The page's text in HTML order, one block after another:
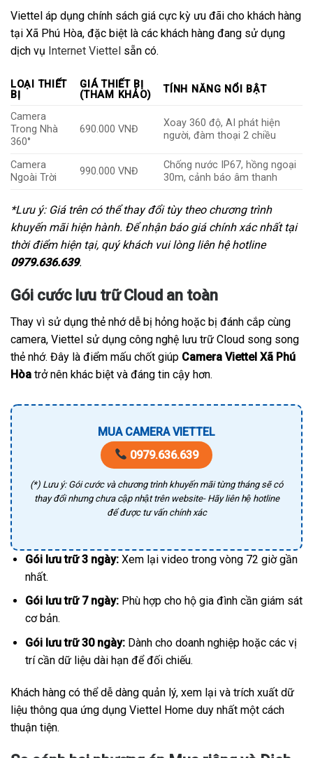
Viettel áp dụng chính sách giá cực kỳ ưu đãi cho khách hàng
tại Xã Phú Hòa, đặc biệt là các khách hàng đang sử dụng
dịch vụ Internet Viettel sẵn có.
LOẠI THIẾT
BỊ
GIÁ THIẾT BỊ
(THAM KHẢO)
TÍNH NĂNG NỔI BẬT
Camera
Trong Nhà
360°
690.000 VNĐ
Xoay 360 độ, AI phát hiện
người, đàm thoại 2 chiều
Camera
Ngoài Trời
990.000 VNĐ
Chống nước IP67, hồng ngoại
30m, cảnh báo âm thanh
*Lưu ý: Giá trên có thể thay đổi tùy theo chương trình
khuyến mãi hiện hành. Để nhận báo giá chính xác nhất tại
thời điểm hiện tại, quý khách vui lòng liên hệ hotline
0979.636.639.
Gói cước lưu trữ Cloud an toàn
Thay vì sử dụng thẻ nhớ dễ bị hỏng hoặc bị đánh cắp cùng
camera, Viettel sử dụng công nghệ lưu trữ Cloud song song
thẻ nhớ. Đây là điểm mấu chốt giúp Camera Viettel Xã Phú
Hòa trở nên khác biệt và đáng tin cậy hơn.
MUA CAMERA VIETTEL
0979.636.639
(*) Lưu ý: Gói cước và chương trình khuyến mãi từng tháng sẽ có
thay đổi nhưng chưa cập nhật trên website- Hãy liên hệ hotline
để được tư vấn chính xác
Gói lưu trữ 3 ngày:Xem lại video trong vòng 72 giờ gần
nhất.
Gói lưu trữ 7 ngày:Phù hợp cho hộ gia đình cần giám sát
cơ bản.
Gói lưu trữ 30 ngày:Dành cho doanh nghiệp hoặc các vị
trí cần dữ liệu dài hạn để đối chiếu.
Khách hàng có thể dễ dàng quản lý, xem lại và trích xuất dữ
liệu thông qua ứng dụng Viettel Home duy nhất một cách
thuận tiện.